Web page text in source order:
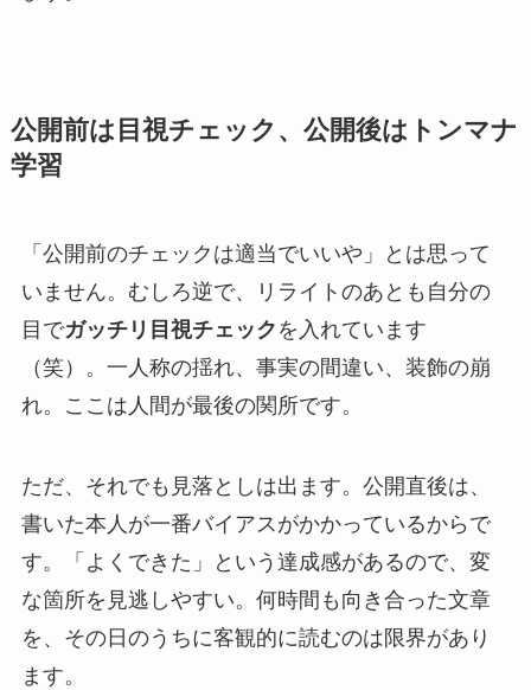
公開前は目視チェック、公開後はトンマナ
学習
「公開前のチェックは適当でいいや」とは思って
いません。むしろ逆で、リライトのあとも自分の
目でガッチリ目視チェック を入れています
（笑）。一人称の揺れ、事実の間違い、装飾の崩
れ。ここは人間が最後の関所です。
ただ、それでも見落としは出ます。公開直後は、
書いた本人が一番バイアスがかかっているからで
す。「よくできた」という達成感があるので、変
な箇所を見逃しやすい。何時間も向き合った文章
を、その日のうちに客観的に読むのは限界があり
ます。